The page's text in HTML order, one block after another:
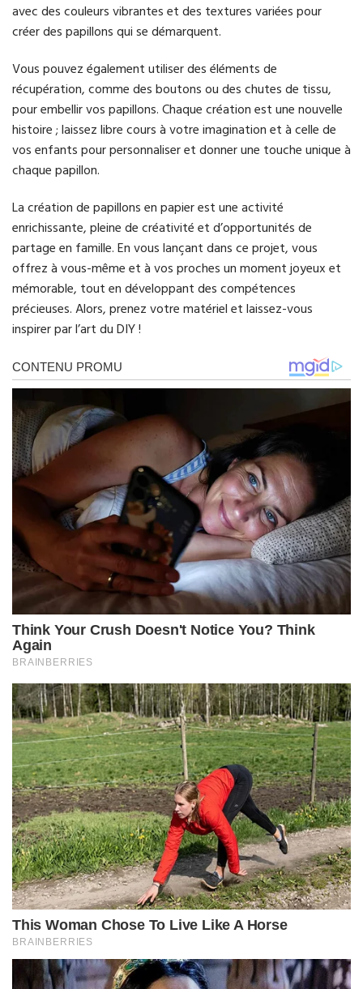
avec des couleurs vibrantes et des textures variées pour
créer des papillons qui se démarquent.
Vous pouvez également utiliser des éléments de
récupération, comme des boutons ou des chutes de tissu,
pour embellir vos papillons. Chaque création est une nouvelle
histoire ; laissez libre cours à votre imagination et à celle de
vos enfants pour personnaliser et donner une touche unique à
chaque papillon.
La création de papillons en papier est une activité
enrichissante, pleine de créativité et d’opportunités de
partage en famille. En vous lançant dans ce projet, vous
offrez à vous-même et à vos proches un moment joyeux et
mémorable, tout en développant des compétences
précieuses. Alors, prenez votre matériel et laissez-vous
inspirer par l’art du DIY !